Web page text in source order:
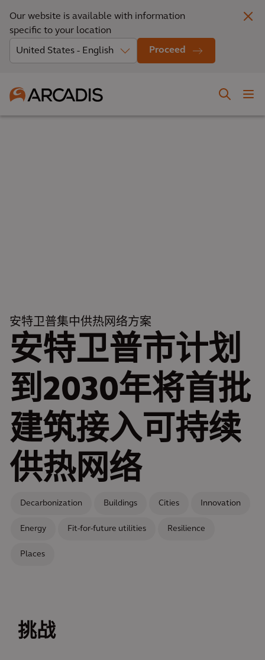
Our website is available with information
specific to your location
Proceed
安特卫普集中供热网络方案
安特卫普市计划
到2030年将首批
建筑接入可持续
供热网络
Decarbonization Buildings Cities Innovation
Energy Fit-for-future utilities Resilience
Places
挑战